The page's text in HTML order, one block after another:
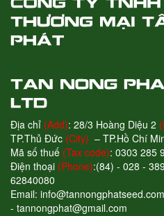
Địa chỉ (Add): 28/3 Hoàng Diệu 2
TP.Thủ Đức (City) – TP.Hồ Chí
Mã số thuế (Tax code): 0303 285
Điện thoại (Phone):(84) - 028 -
62840080
Email:
- tannongphat@gmail.com